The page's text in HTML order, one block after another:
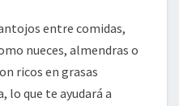
entre comidas,
nueces, almendras o
ricos en grasas
lo que te ayudará a